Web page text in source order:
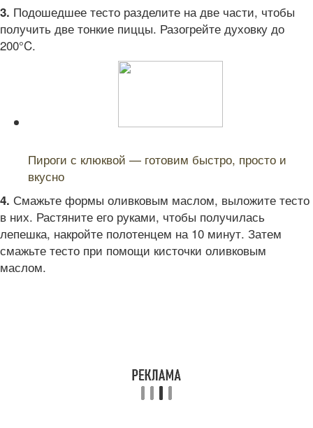
3. Подошедшее тесто разделите на две части, чтобы
получить две тонкие пиццы. Разогрейте духовку до
200°C.
Пироги с клюквой — готовим быстро, просто и
вкусно
4. Смажьте формы оливковым маслом, выложите тесто
в них. Растяните его руками, чтобы получилась
лепешка, накройте полотенцем на 10 минут. Затем
смажьте тесто при помощи кисточки оливковым
маслом.